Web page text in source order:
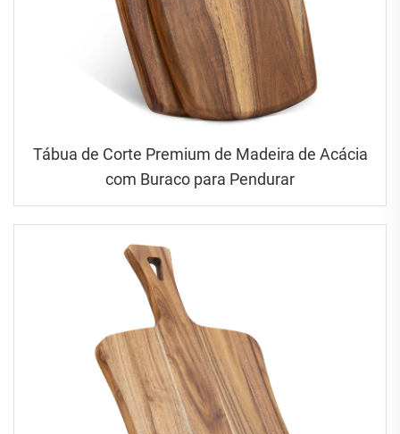
Tábua de Corte Premium de Madeira de Acácia
com Buraco para Pendurar